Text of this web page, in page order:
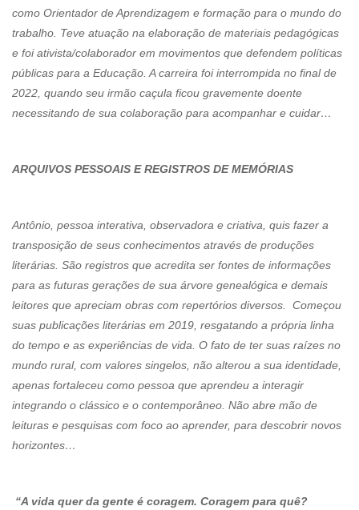
como Orientador de Aprendizagem e formação para o mundo do
trabalho. Teve atuação na elaboração de materiais pedagógicas
e foi ativista/colaborador em movimentos que defendem políticas
públicas para a Educação. A carreira foi interrompida no final de
2022, quando seu irmão caçula ficou gravemente doente
necessitando de sua colaboração para acompanhar e cuidar…
ARQUIVOS PESSOAIS E REGISTROS DE MEMÓRIAS
Antônio, pessoa interativa, observadora e criativa, quis fazer a
transposição de seus conhecimentos através de produções
literárias. São registros que acredita ser fontes de informações
para as futuras gerações de sua árvore genealógica e demais
leitores que apreciam obras com repertórios diversos. Começou
suas publicações literárias em 2019, resgatando a própria linha
do tempo e as experiências de vida. O fato de ter suas raízes no
mundo rural, com valores singelos, não alterou a sua identidade,
apenas fortaleceu como pessoa que aprendeu a interagir
integrando o clássico e o contemporâneo. Não abre mão de
leituras e pesquisas com foco ao aprender, para descobrir novos
horizontes…
“A vida quer da gente é coragem. Coragem para quê?